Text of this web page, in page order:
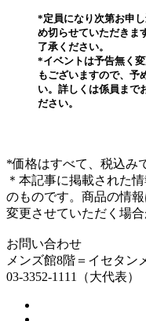
*定員になり次第お申
め切らせていただきま
了承ください。
*イベントは予告無く
もございますので、予
い。詳しくは係員まで
ださい。
*価格はすべて、税込み
＊本記事に掲載された
のものです。商品の情報
変更させていただく場合
お問い合わせ
メンズ館8階＝イセタン
03-3352-1111（大代表）